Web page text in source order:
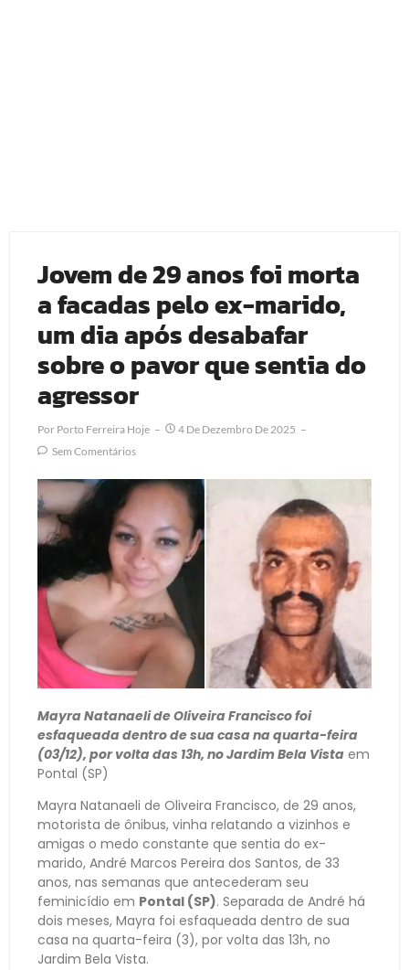
Jovem de 29 anos foi morta
a facadas pelo ex-marido,
um dia após desabafar
sobre o pavor que sentia do
agressor
Por Porto Ferreira Hoje
4 De Dezembro De 2025
Sem Comentários
Mayra Natanaeli de Oliveira Francisco foi
esfaqueada dentro de sua casa na quarta-feira
(03/12), por volta das 13h, no Jardim Bela Vista em
Pontal (SP)
Mayra Natanaeli de Oliveira Francisco, de 29 anos,
motorista de ônibus, vinha relatando a vizinhos e
amigas o medo constante que sentia do ex-
marido, André Marcos Pereira dos Santos, de 33
anos, nas semanas que antecederam seu
feminicídio em Pontal (SP). Separada de André há
dois meses, Mayra foi esfaqueada dentro de sua
casa na quarta-feira (3), por volta das 13h, no
Jardim Bela Vista.